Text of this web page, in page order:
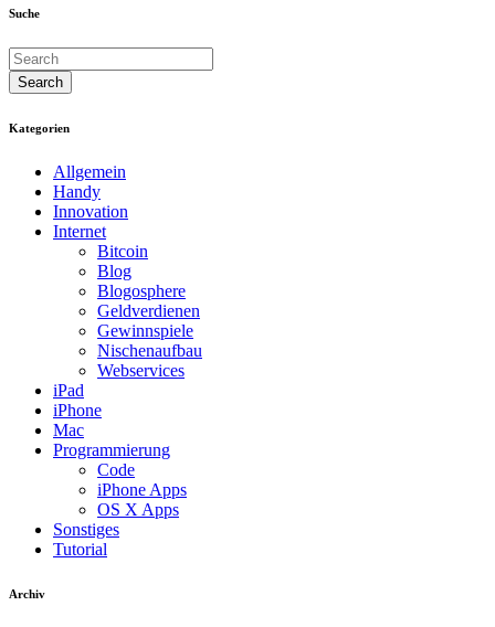
Suche
Kategorien
Allgemein
Handy
Innovation
Internet
Bitcoin
Blog
Blogosphere
Geldverdienen
Gewinnspiele
Nischenaufbau
Webservices
iPad
iPhone
Mac
Programmierung
Code
iPhone Apps
OS X Apps
Sonstiges
Tutorial
Archiv